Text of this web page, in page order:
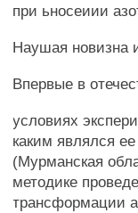
при ьносеиии
Наушая новизна
Впервые в
условиях
каким являлся
(Мурманская
методике
трансформации